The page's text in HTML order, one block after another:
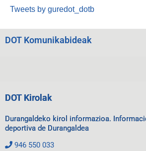
Tweets by guredot_dotb
DOT Komunikabideak
DOT Kirolak
Durangaldeko kirol informazioa.
deportiva de Durangaldea
946 550 033